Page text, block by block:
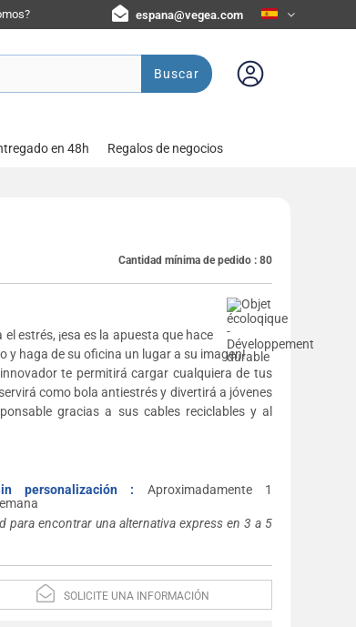
espana@vegea.com
Buscar
en 48h Regalos de negocios
Cantidad mínima de pedido : 80
estrés, ¡esa es la apuesta que hace
y haga de su oficina un lugar a su imagen!
te permitirá cargar cualquiera de tus
como bola antiestrés y divertirá a jóvenes
gracias a sus cables reciclables y al
personalización : Aproximadamente 1
para encontrar una alternativa express en 3 a 5
SOLICITE UNA INFORMACIÓN